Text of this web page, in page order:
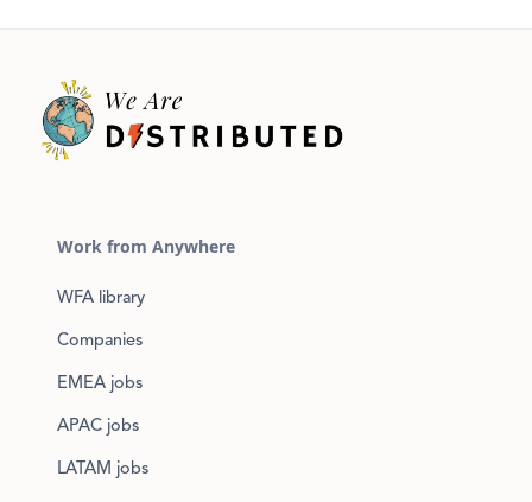
Work from Anywhere
WFA library
Companies
EMEA jobs
APAC jobs
LATAM jobs